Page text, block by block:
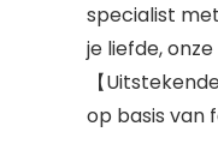
specialist
je liefde,
【
op basis van